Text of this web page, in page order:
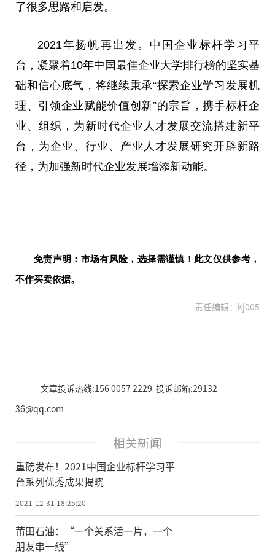
了很多思路和启发。
2021年扬帆再出发。中国企业标杆学 习 平
台，凝聚着10年中国最佳企业大学排行榜的坚实基
础和信心底气，将继续秉承“探索企业学习 发展机
理、引领企业赋能价值创新”的宗旨，携手标杆企
业、组织，为新时代企业人才发展交流搭建新平
台，为企业、行业、产业人才发展研究开辟新路
径，为加强新时代企业发展增添新动能。
免责声明：市场有风险，选择需谨慎！此文仅供参考，
不作买卖依据。
责任编辑：kj005
文章投诉热线:156 0057 2229 投诉邮箱:29132
36@qq.com
相关新闻
重磅发布！2021中国企业标杆学习平
台系列优秀成果揭晓
2021-12-31 18:25:20
莆田石油：“一个关系活一片，一个
朋友串一线”